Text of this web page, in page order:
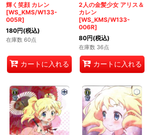
輝く笑顔 カレン
[WS_KMS/W133-
005R]
180円(税込)
在庫数 60点
カートに入れる
2人の金髪少女 アリス＆
カレン
[WS_KMS/W133-
006R]
80円(税込)
在庫数 36点
カートに入れる